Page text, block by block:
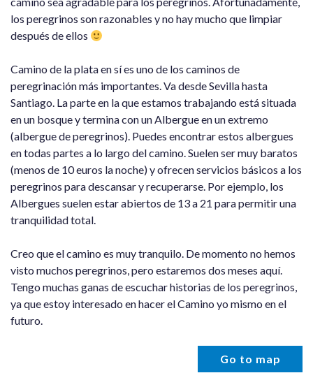
los peregrinos son razonables y no hay mucho que limpiar
después de ellos
Camino de la plata en sí es uno de los caminos de
peregrinación más importantes. Va desde Sevilla hasta
Santiago. La parte en la que estamos trabajando está situada
en un bosque y termina con un Albergue en un extremo
(albergue de peregrinos). Puedes encontrar estos albergues
en todas partes a lo largo del camino. Suelen ser muy baratos
(menos de 10 euros la noche) y ofrecen servicios básicos a los
peregrinos para descansar y recuperarse. Por ejemplo, los
Albergues suelen estar abiertos de 13 a 21 para permitir una
tranquilidad total.
Creo que el camino es muy tranquilo. De momento no hemos
visto muchos peregrinos, pero estaremos dos meses aquí.
Tengo muchas ganas de escuchar historias de los peregrinos,
ya que estoy interesado en hacer el Camino yo mismo en el
futuro.
Go to map